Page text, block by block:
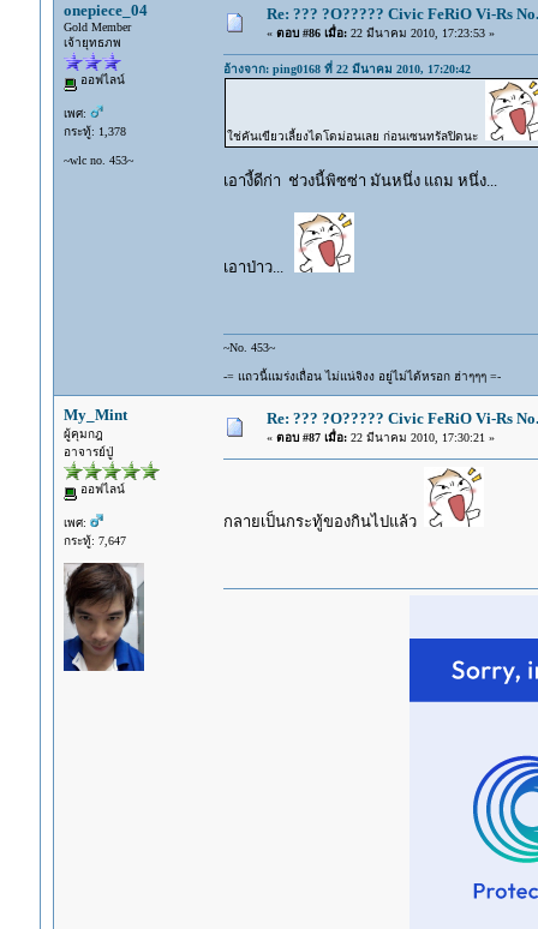
onepiece_04
Gold Member
เจ้ายุทธภพ
ออฟไลน์
เพศ:
กระทู้: 1,378
~wlc no. 453~
Re: ??? ?O????? Civic FeRiO Vi-Rs
« ตอบ #86 เมื่อ:22 มีนาคม 2010, 17:23:53 »
อ้างจาก: ping0168 ที่ 22 มีนาคม 2010, 17:20:42
ใช่คันเขียวเลี้ยงไดโดม่อนเลย ก่อนเซนทรัลปิดนะ
เอางี้ดีก่า ช่วงนี้พิซซ่า มันหนึ่ง แถม หนึ่ง...
เอาป่าว...
~No. 453~
-= แถวนี้แมร่งเถื่อน ไม่แน่จิงง อยู่ไม่ได้หรอก ฮ่าๆๆๆ =-
My_Mint
ผู้คุมกฎ
อาจารย์ปู่
ออฟไลน์
เพศ:
กระทู้: 7,647
Re: ??? ?O????? Civic FeRiO Vi-Rs
« ตอบ #87 เมื่อ:22 มีนาคม 2010, 17:30:21 »
กลายเป็นกระทู้ของกินไปแล้ว